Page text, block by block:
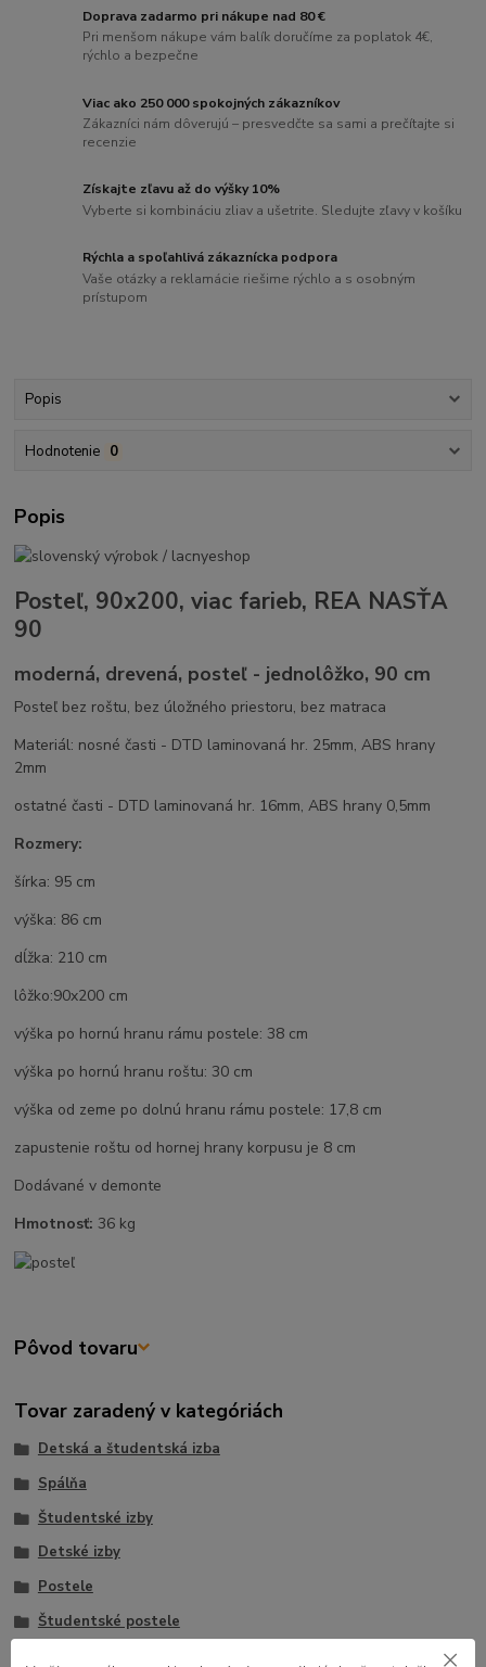
Doprava zadarmo pri nákupe nad 80 €
Pri menšom nákupe vám balík doručíme za poplatok 4€,
rýchlo a bezpečne
Viac ako 250 000 spokojných zákazníkov
Zákazníci nám dôverujú – presvedčte sa sami a prečítajte si
recenzie
Získajte zľavu až do výšky 10%
Vyberte si kombináciu zliav a ušetrite. Sledujte zľavy v košíku
Rýchla a spoľahlivá zákaznícka podpora
Vaše otázky a reklamácie riešime rýchlo a s osobným
prístupom
Popis
Hodnotenie 0
Popis
Posteľ, 90x200, viac farieb, REA NASŤA
90
moderná, drevená, posteľ - jednolôžko, 90 cm
Posteľ bez roštu, bez úložného priestoru, bez matraca
Materiál: nosné časti - DTD laminovaná hr. 25mm, ABS hrany
2mm
ostatné časti - DTD laminovaná hr. 16mm, ABS hrany 0,5mm
Rozmery:
šírka: 95 cm
výška: 86 cm
dĺžka: 210 cm
lôžko:90x200 cm
výška po hornú hranu rámu postele: 38 cm
výška po hornú hranu roštu: 30 cm
výška od zeme po dolnú hranu rámu postele: 17,8 cm
zapustenie roštu od hornej hrany korpusu je 8 cm
Dodávané v demonte
Hmotnosť: 36 kg
Pôvod tovaru
Tovar zaradený v kategóriách
Detská a študentská izba
Spálňa
Študentské izby
Detské izby
Postele
Študentské postele